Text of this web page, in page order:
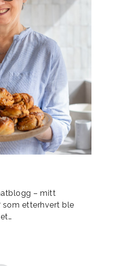
– mitt
som etterhvert ble